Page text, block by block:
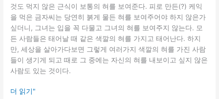
것도 먹지 않은 근식이 보통의 혀를 보여준다. 피로 만든(?) 케익
을 먹은 금자씨는 당연히 붉게 물든 혀를 보여주어야 하지 않은가
싶더니, 그녀는 입을 꼭 다물고 그녀의 혀를 보여주지 않는다. 모
든 사람들은 태어날 때 같은 색깔의 혀를 가지고 태어난다. 하지
만, 세상을 살아가다보면 그렇게 여러가지 색깔의 혀를 가진 사람
들이 생기게 되고 때로 그 중에는 자신의 혀를 내보이고 싶지 않은
사람도 있는 것이다.
친
더 읽기"